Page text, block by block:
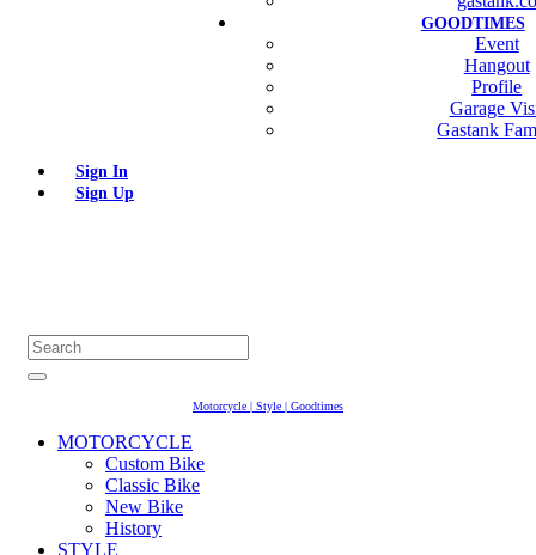
GOODTIMES
Event
Hangout
Profile
Garage
Gastank
Sign In
Sign Up
Motorcycle | Style | Goodtimes
MOTORCYCLE
Custom Bike
Classic Bike
New Bike
History
STYLE